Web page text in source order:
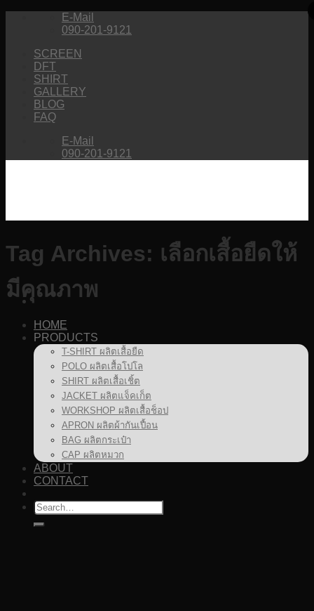
E-Mail
090-201-9121
SCREEN
DFT
SHIRT
GALLERY
BLOG
FAQ
E-Mail
090-201-9121
HOME
PRODUCTS
T-SHIRT ผลิตเสื้อยืด
POLO ผลิตเสื้อโปโล
SHIRT ผลิตเสื้อเชิ้ต
JACKET ผลิตแจ็คเก็ต
WORKSHOP ผลิตเสื้อช็อป
APRON ผลิตผ้ากันเปื้อน
BAG ผลิตกระเป๋า
CAP ผลิตหมวก
ABOUT
CONTACT
Tag Archives: เลือกเสื้อยืดให้
มีคุณภาพ